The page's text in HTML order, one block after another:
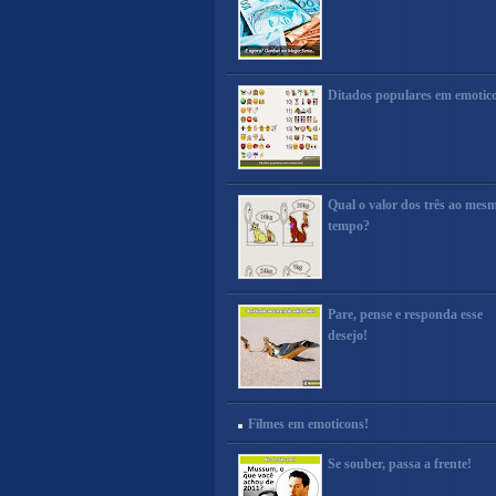
Ditados populares em
Qual o valor dos três ao
tempo?
Pare, pense e responda esse
desejo!
Filmes em emoticons!
Se souber, passa a frente!